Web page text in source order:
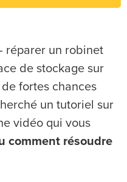
réparer un robinet
de stockage sur
fortes chances
un tutoriel sur
vidéo qui vous
comment résoudre